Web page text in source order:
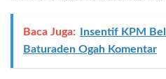
Baca Juga:
Insentif KPM
Baturaden Ogah Komentar